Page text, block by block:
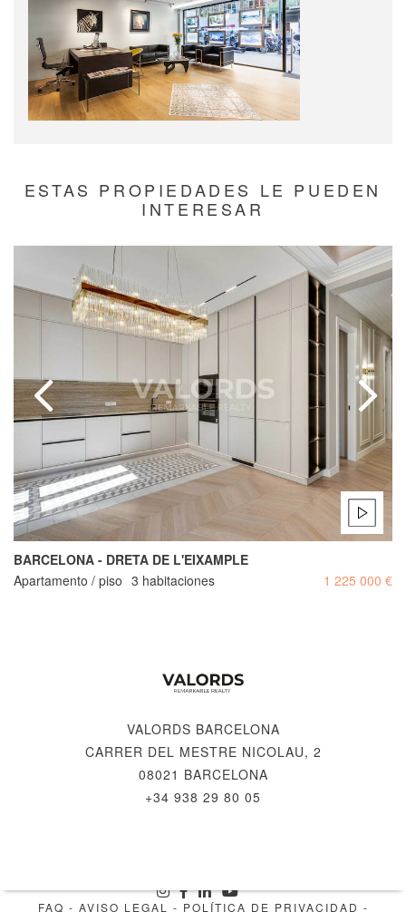
ESTAS PROPIEDADES LE PUEDEN
INTERESAR
BARCELONA - DRETA DE L'EIXAMPLE
Apartamento / piso 3 habitaciones 1 225 000 €
VALORDS BARCELONA
CARRER DEL MESTRE NICOLAU, 2
08021 BARCELONA
+34 938 29 80 05
FAQ - AVISO LEGAL - POLÍTICA DE PRIVACIDAD -